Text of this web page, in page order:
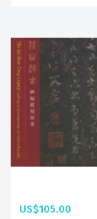
US$105.00